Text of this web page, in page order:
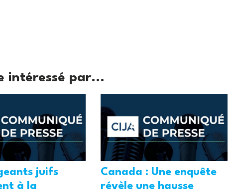
intéressé par...
juifs
à la
Canada : Une enquête
révèle une hausse